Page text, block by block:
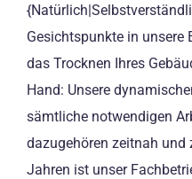
Gesichtspunkte in
das Trocknen Ihres
Hand: Unsere
sämtliche notwendigen
dazugehören zeitnah und
Jahren ist unser